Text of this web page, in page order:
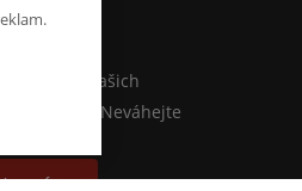
sdělit o našich
e-shopu? Neváhejte
zprávu